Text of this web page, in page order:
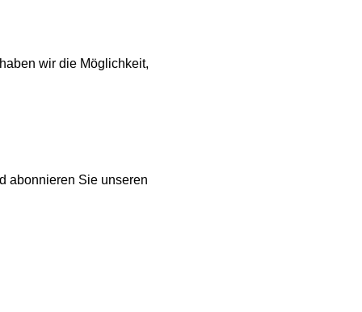
wir die Möglichkeit,
abonnieren Sie unseren